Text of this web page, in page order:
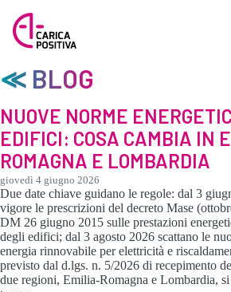
≪ BLOG
NUOVE NORME
EDIFICI: COSA CAMBIA IN
ROMAGNA E LOMBARDIA
giovedì 4 giugno 2026
Due date chiave guidano le regole: dal 3
vigore le prescrizioni del decreto Mase
DM 26 giugno 2015 sulle prestazioni
degli edifici; dal 3 agosto 2026 scattano le
energia rinnovabile per elettricità e
previsto dal d.lgs. n. 5/2026 di recepimento
due regioni, Emilia-Romagna e Lombardia, si